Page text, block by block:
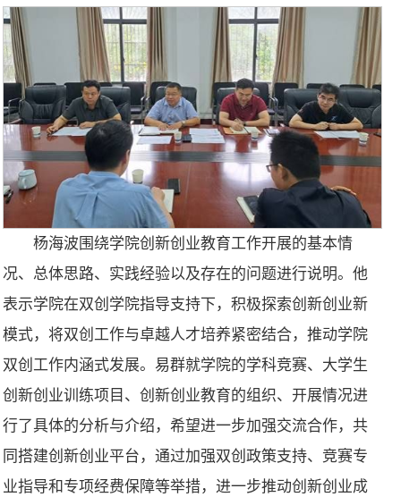
杨海波围绕学院创新创业教育工作开展的基本情
况、总体思路、实践经验以及存在的问题进行说明。他
表示学院在双创学院指导支持下，积极探索创新创业新
模式，将双创工作与卓越人才培养紧密结合，推动学院
双创工作内涵式发展。易群就学院的学科竞赛、大学生
创新创业训练项目、创新创业教育的组织、开展情况进
行了具体的分析与介绍，希望进一步加强交流合作，共
同搭建创新创业平台，通过加强双创政策支持、竞赛专
业指导和专项经费保障等举措，进一步推动创新创业成